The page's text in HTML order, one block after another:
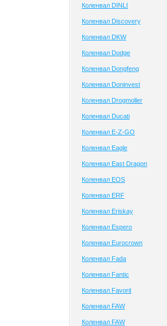
Коленвал DINLI
Коленвал Discovery
Коленвал DKW
Коленвал Dodge
Коленвал Dongfeng
Коленвал Doninvest
Коленвал Drogmoller
Коленвал Ducati
Коленвал E-Z-GO
Коленвал Eagle
Коленвал East Dragon
Коленвал EOS
Коленвал ERF
Коленвал Eriskay
Коленвал Espero
Коленвал Eurocrown
Коленвал Fada
Коленвал Fantic
Коленвал Favorit
Коленвал FAW
Коленвал FAW